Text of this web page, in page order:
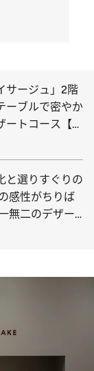
サージュ」2階
ーブルで密やか
ートコース【全
と選りすぐりの
感性がちりば
無二のデザー